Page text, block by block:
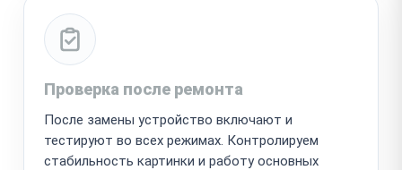
Проверка после ремонта
После замены устройство включают и
тестируют во всех режимах. Контролируем
стабильность картинки и работу основных